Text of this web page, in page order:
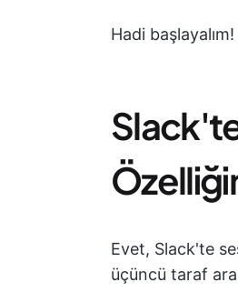
Hadi başlayalım!
Evet, Slack'te
üçüncü taraf